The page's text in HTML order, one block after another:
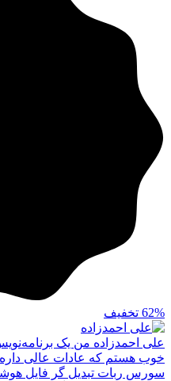
62% تخفیف
علی احمدزاده من یک
خوب هستم که عادات عالی
سورس ربات تبدیل گر فایل